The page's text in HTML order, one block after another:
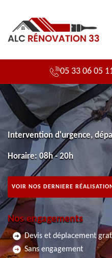
05 33 06 05
Intervention d'urgence,
Horaire: 08h - 20h
VOIR NOS DERNIERE
Nos engagements
Devis et déplacement
Sans engagement